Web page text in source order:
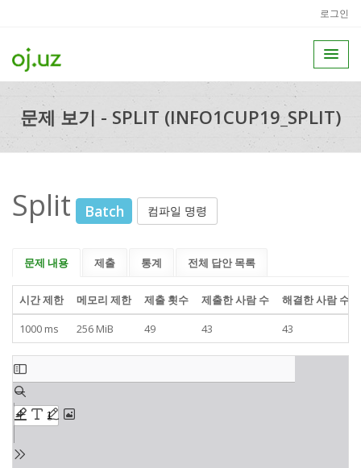
로그인
문제 보기 - SPLIT (INFO1CUP19_SPLIT)
Split Batch 컴파일 명령
문제 내용 제출 통계 전체 답안 목록
시간 제한 메모리 제한 제출 횟수 제출한 사람 수
해결한 사람 수
1000 ms
256 MiB 49 43 43